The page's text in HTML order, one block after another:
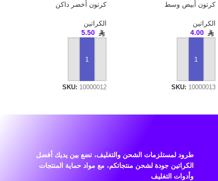
كرتون أبيض وسط
الكراتين
4.00
SKU: 10000013
كرتون أخضر داكن
الكراتين
5.50
SKU: 10000012
طرود لمستلزمات الشحن والتغليف، تضع بين يديك أفضل
الكراتين جودة لشحن منتجاتكم، مع مواد حماية المنتجات
وأدوات التغليف